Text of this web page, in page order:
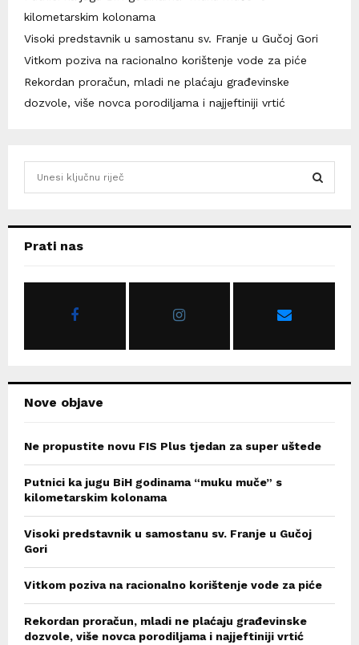
kilometarskim kolonama
Visoki predstavnik u samostanu sv. Franje u Gučoj Gori
Vitkom poziva na racionalno korištenje vode za piće
Rekordan proračun, mladi ne plaćaju građevinske
dozvole, više novca porodiljama i najjeftiniji vrtić
hPrati nas
Nove objave
Ne propustite novu FIS Plus tjedan za super uštede
Putnici ka jugu BiH godinama “muku muče” s
kilometarskim kolonama
Visoki predstavnik u samostanu sv. Franje u Gučoj
Gori
Vitkom poziva na racionalno korištenje vode za piće
Rekordan proračun, mladi ne plaćaju građevinske
dozvole, više novca porodiljama i najjeftiniji vrtić